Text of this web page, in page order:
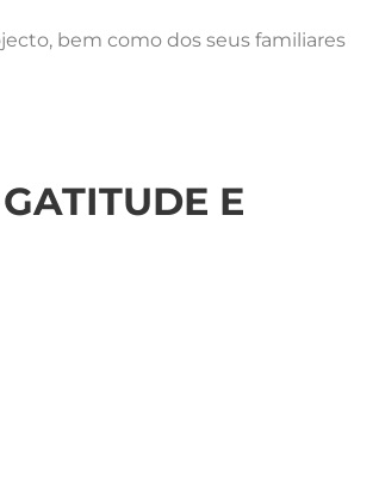
bem como dos seus familiares
E